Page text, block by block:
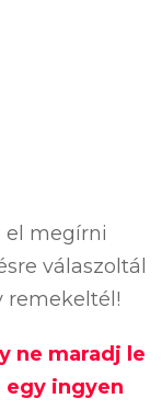
el megírni
válaszoltál
remekeltél!
ne maradj le
egy ingyen